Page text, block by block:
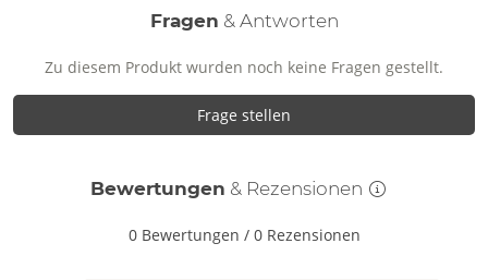
Fragen & Antworten
Zu diesem Produkt wurden noch keine Fragen gestellt.
Frage stellen
Bewertungen & Rezensionen
0 Bewertungen / 0 Rezensionen